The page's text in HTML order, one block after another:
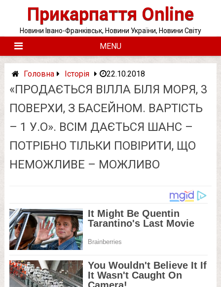
Прикарпаття Online
Новини Івано-Франківськ, Новини України, Новини Світу
MENU
Головна Історія 22.10.2018
«ПРОДАЄТЬСЯ ВІЛЛА БІЛЯ МОРЯ, 3
ПОВЕРХИ, З БАСЕЙНОМ. ВАРТІСТЬ
– 1 У.О». ВСІМ ДАЄТЬСЯ ШАНС –
ПОТРІБНО ТІЛЬКИ ПОВІРИТИ, ЩО
НЕМОЖЛИВЕ – МОЖЛИВО